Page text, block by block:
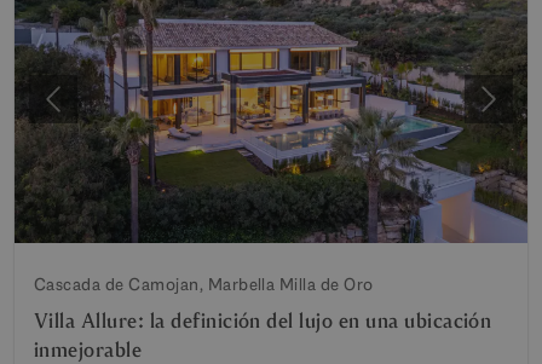
Anterior
Cascada de Camojan, Marbella Milla de Oro
Villa Allure: la definición del lujo en una ubicación
inmejorable